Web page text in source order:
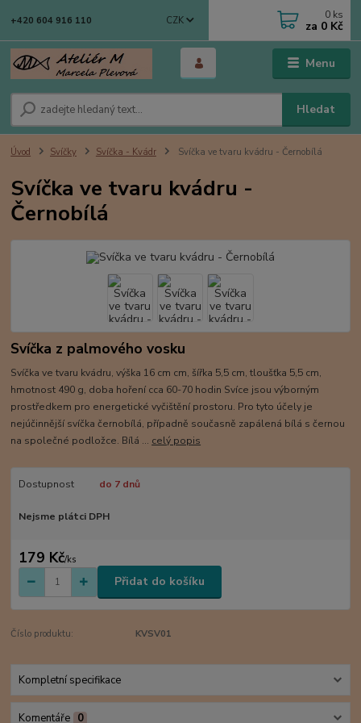
Menu
CZK
Hledat
+420 604 916 110 0 ks
za 0 Kč
Úvod Svíčky Svíčka - Kvádr Svíčka ve tvaru kvádru - Černobílá
Svíčka ve tvaru kvádru -
Černobílá
Svíčka z palmového vosku
Svíčka ve tvaru kvádru, výška 16 cm cm, šířka 5,5 cm, tloušťka 5,5 cm,
hmotnost 490 g, doba hoření cca 60-70 hodin Svíce jsou výborným
prostředkem pro energetické vyčištění prostoru. Pro tyto účely je
nejúčinnější svíčka černobílá, případně současně zapálená bílá s černou
na společné podložce. Bílá ... celý popis
Dostupnost do 7 dnů
Nejsme plátci DPH
179 Kč/ks
Přidat do košíku
Číslo produktu: KVSV01
Kompletní specifikace
Komentáře 0